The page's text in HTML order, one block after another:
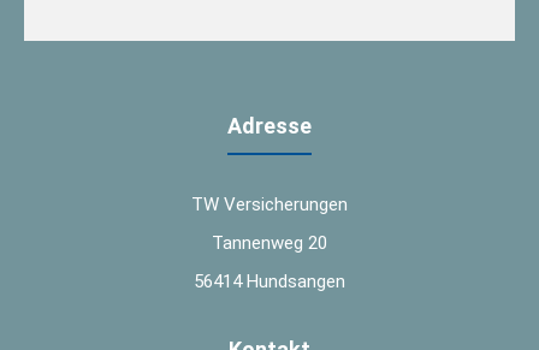
Adresse
TW Versicherungen
Tannenweg 20
56414 Hundsangen